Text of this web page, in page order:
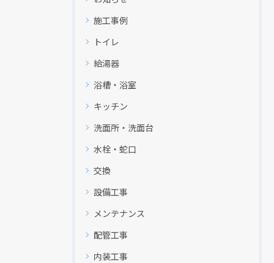
施工事例
トイレ
給湯器
浴槽・浴室
キッチン
洗面所・洗面台
水栓・蛇口
交換
設備工事
メンテナンス
配管工事
内装工事